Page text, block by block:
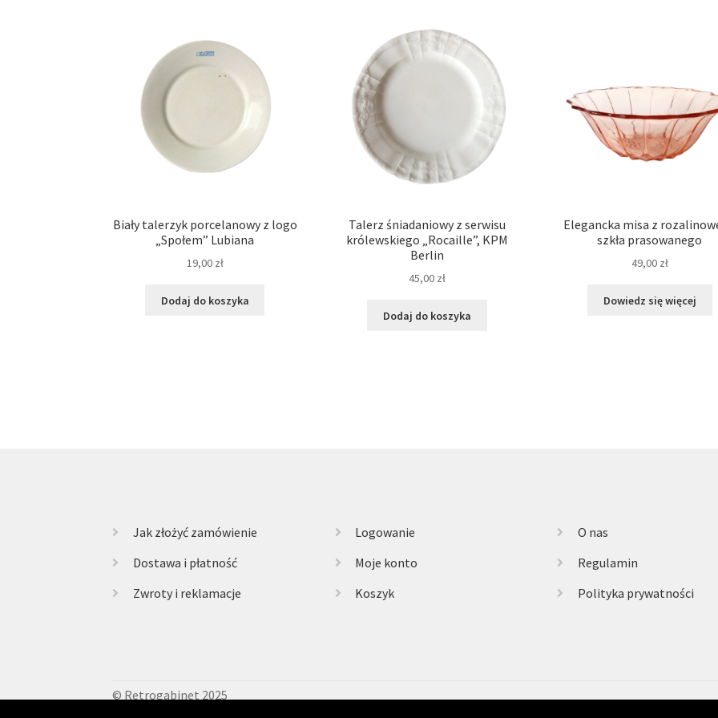
Biały talerzyk porcelanowy z logo
„Społem” Lubiana
19,00 zł
Dodaj do koszyka
Talerz śniadaniowy z serwisu
królewskiego „Rocaille”, KPM
Berlin
45,00 zł
Dodaj do koszyka
Elegancka misa z
szkła prasowanego
49,00 zł
Dowiedz się więcej
Jak złożyć zamówienie
Dostawa i płatność
Zwroty i reklamacje
Logowanie
Moje konto
Koszyk
O nas
Regulamin
Polityka prywatności
© Retrogabinet 2025